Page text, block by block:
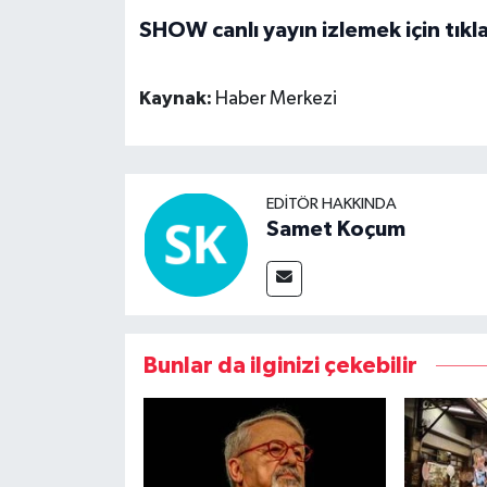
SHOW canlı yayın izlemek için
Kaynak: Haber Merkezi
EDITÖR HAKKINDA
Samet Koçum
Bunlar da ilginizi çekebilir